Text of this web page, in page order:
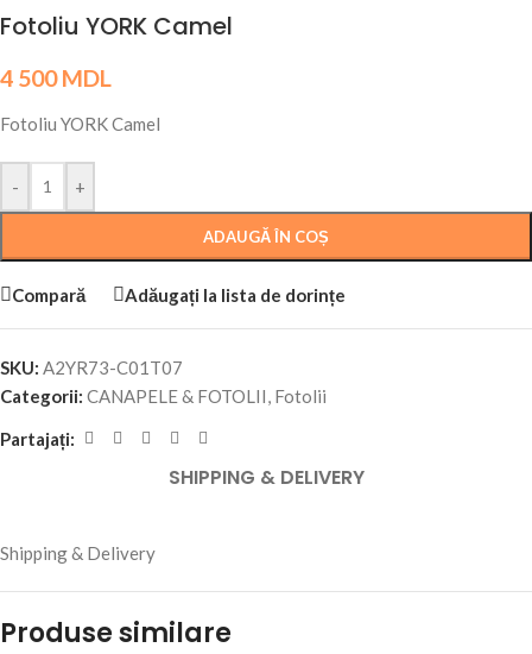
Fotoliu YORK Camel
4 500MDL
Fotoliu YORK Camel
- +
ADAUGĂ ÎN COȘ
Compară Adăugați la lista de dorințe
SKU: A2YR73-C01T07
Categorii: CANAPELE & FOTOLII, Fotolii
Partajați:
SHIPPING & DELIVERY
Shipping & Delivery
Produse similare